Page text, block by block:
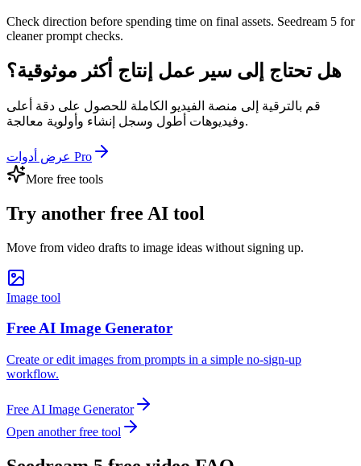
Check direction before spending time on final assets. Seedream 5 for
cleaner prompt checks.
هل تحتاج إلى سير عمل إنتاج أكثر موثوقية؟
قم بالترقية إلى منصة الفيديو الكاملة للحصول على دقة أعلى
وفيديوهات أطول وسجل إنشاء وأولوية معالجة.
عرض أدوات Pro
More free tools
Try another free AI tool
Move from video drafts to image ideas without signing up.
Image tool
Free AI Image Generator
Create or edit images from prompts in a simple no-sign-up
workflow.
Free AI Image Generator
Open another free tool